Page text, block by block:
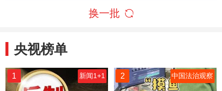
换一批
央视榜单
1 新闻1+1 2 中国法治观察